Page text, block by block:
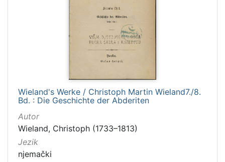
Wieland's Werke / Christoph Martin Wieland7./8.
Bd. : Die Geschichte der Abderiten
Autor
Wieland, Christoph (1733–1813)
Jezik
njemački